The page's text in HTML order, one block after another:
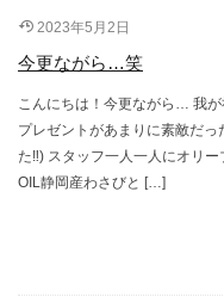
2023年5月2日
今更ながら…笑
こんにちは！今更ながら… 我
プレゼントがあまりに素敵だ
た‼) スタッフ一人一人にオリー
OIL静岡産わさびと […]